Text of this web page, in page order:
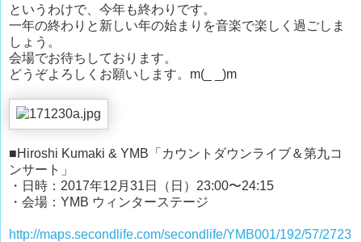
というわけで、今年も終わりです。
一年の終わりと新しい年の始まりを音楽で楽しく過ごしま
しょう。
会場でお待ちしております。
どうぞよろしくお願いします。m(_ _)m
■Hiroshi Kumaki & YMB「カウントダウンライブ＆第九コ
ンサート」
・日時：2017年12月31日（日）23:00〜24:15
・会場：YMB ウィンターステージ
http://maps.secondlife.com/secondlife/YMB001/192/57/2723